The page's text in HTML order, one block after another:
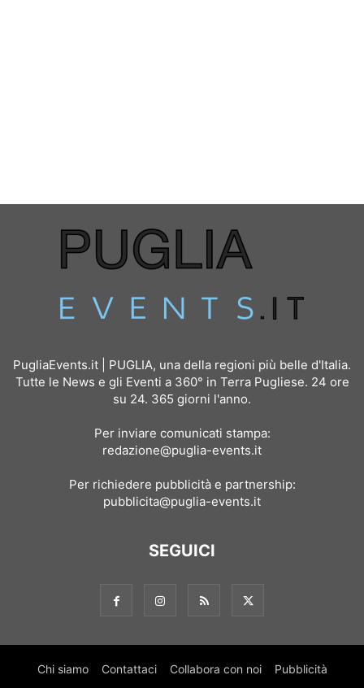
PugliaEvents.it | PUGLIA, una della regioni più belle d'Italia.
Tutte le News e gli Eventi a 360° in Terra Pugliese. 24 ore
su 24. 365 giorni l'anno.
Per inviare comunicati stampa:
redazione@puglia-events.it
Per richiedere pubblicità e partnership:
pubblicita@puglia-events.it
SEGUICI
Chi siamo Contattaci Collabora con noi Pubblicità